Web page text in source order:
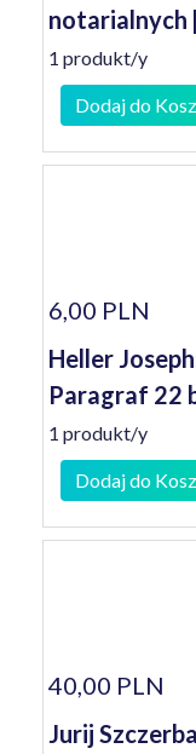
notarialnych
1 produkt/y
Dodaj do
6,00 PLN
Heller
Paragraf 22
1 produkt/y
Dodaj do
40,00 PLN
Jurij